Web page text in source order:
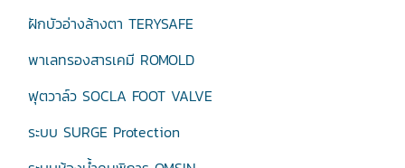
ฝักบัวอ่างล้างตา TERYSAFE
พาเลทรองสารเคมี ROMOLD
ฟุตวาล์ว SOCLA FOOT VALVE
ระบบ SURGE Protection